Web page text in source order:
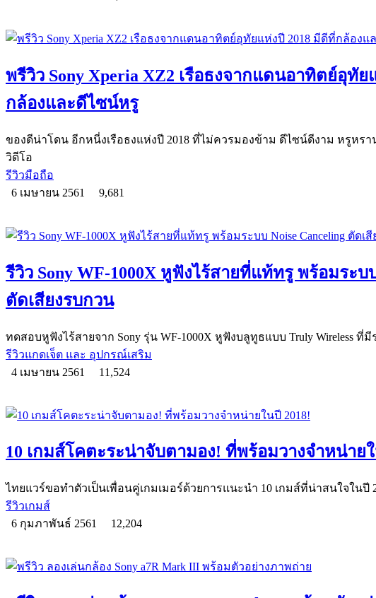
พรีวิว Sony Xperia XZ2 เรือธงจากแดนอาทิตย์อุทัย
กล้องและดีไซน์หรู
ของดีน่าโดน อีกหนี่งเรือธงแห่งปี 2018 ที่ไม่ควรมองข้าม ดีไซน์ดีงาม หรูหร
วิดีโอ
รีวิวมือถือ
6 เมษายน 2561
9,681
รีวิว Sony WF-1000X หูฟังไร้สายที่แท้ทรู พร้อมระบ
ตัดเสียงรบกวน
ทดสอบหูฟังไร้สายจาก Sony รุ่น WF-1000X หูฟังบลูทูธแบบ Truly Wireless ที่มี
รีวิวแกดเจ็ต และ อุปกรณ์เสริม
4 เมษายน 2561
11,524
10 เกมส์โคตะระน่าจับตามอง! ที่พร้อมวางจำหน่ายใ
ไทยแวร์ขอทำตัวเป็นเพื่อนคู่เกมเมอร์ด้วยการแนะนำ 10 เกมส์ที่น่าสนใจในปี
รีวิวเกมส์
6 กุมภาพันธ์ 2561
12,204